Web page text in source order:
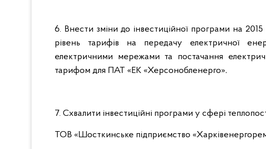
6. Внести зміни до інвестиційної програми на
рівень тарифів на передачу електричної
електричними мережами та постачання
тарифом для ПАТ «ЕК «Херсонобленерго».
7. Схвалити інвестиційні програми у сфері
ТОВ «Шосткинське підприємство